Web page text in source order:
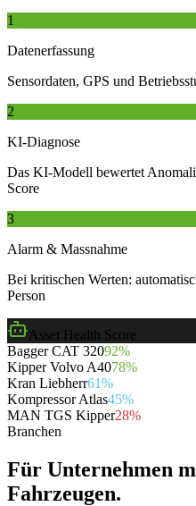
1
Datenerfassung
Sensordaten, GPS und
2
KI-Diagnose
Das KI-Modell bewertet
Score
3
Alarm & Massnahme
Bei kritischen Werten:
Person
Asset Health Score
Bagger CAT 32092%
Kipper Volvo A4078%
Kran Liebherr61%
Kompressor Atlas45%
MAN TGS Kipper28%
Branchen
Für Unternehmen
Fahrzeugen.